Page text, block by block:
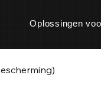
Oplossingen